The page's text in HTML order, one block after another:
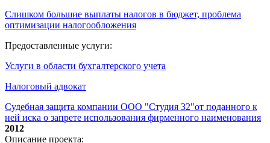
Слишком большие выплаты налогов в бюджет, проблема
оптимизации налогообложения
Предоставленные услуги:
Услуги в области бухгалтерского учета
Налоговый адвокат
Судебная защита компании ООО "Студия 32"от поданного к
ней иска о запрете использования фирменного наименования
2012
Описание проекта: